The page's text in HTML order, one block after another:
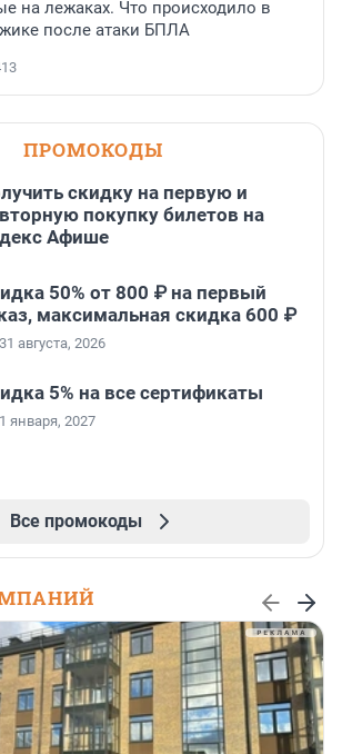
на лежаках. Что происходило в
после атаки БПЛА
ПРОМОКОДЫ
скидку на первую и
покупку билетов на
Афише
50% от 800 ₽ на первый
максимальная скидка 600 ₽
августа, 2026
5% на все сертификаты
января, 2027
Все промокоды